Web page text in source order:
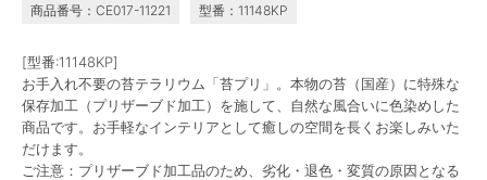
商品番号：CE017-11221 型番：11148KP
[型番:11148KP]
お手入れ不要の苔テラリウム「苔プリ」。本物の苔（国産）に特殊な
保存加工（プリザーブド加工）を施して、自然な風合いに色染めした
商品です。お手軽なインテリアとして癒しの空間を長くお楽しみいた
だけます。
ご注意：プリザーブド加工品のため、劣化・退色・変質の原因となる